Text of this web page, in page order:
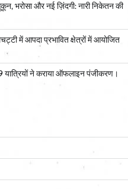
भरोसा और नई ज़िंदगी: नारी निकेतन की
में आपदा प्रभावित क्षेत्रों में आयोजित
यात्रियों ने कराया ऑफलाइन पंजीकरण।